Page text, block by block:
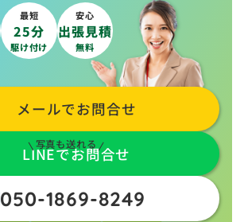
最短
25分
駆け付け
安心
出張見積
無料
メールでお問合せ
写真も送れる
LINEでお問合せ
050-1869-8249